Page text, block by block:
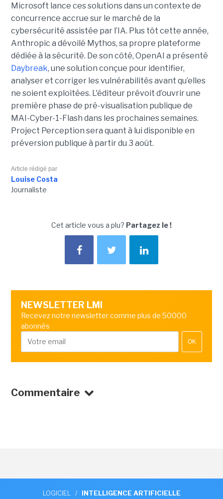
Microsoft lance ces solutions dans un contexte de
concurrence accrue sur le marché de la
cybersécurité assistée par l’IA. Plus tôt cette année,
Anthropic a dévoilé Mythos, sa propre plateforme
dédiée à la sécurité. De son côté, OpenAI a présenté
Daybreak, une solution conçue pour identifier,
analyser et corriger les vulnérabilités avant qu’elles
ne soient exploitées. L'éditeur prévoit d’ouvrir une
première phase de pré-visualisation publique de
MAI-Cyber-1-Flash dans les prochaines semaines.
Project Perception sera quant à lui disponible en
préversion publique à partir du 3 août.
Article rédigé par
Louise Costa
Journaliste
Cet article vous a plu? Partagez le !
NEWSLETTER LMI
Recevez notre newsletter comme plus de 50000
abonnés
OK
Commentaire
LOGICIEL / INTELLIGENCE ARTIFICIELLE